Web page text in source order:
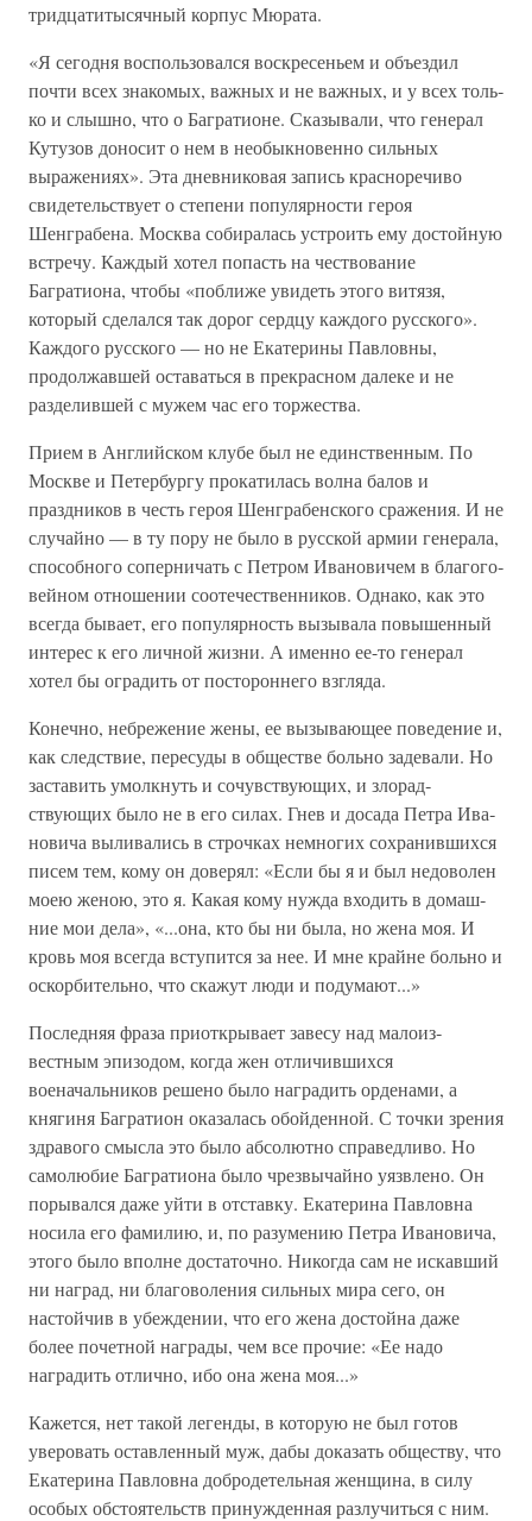
тридцатитысячный корпус Мюрата.
«Я сегодня воспользовался воскресеньем и объездил
почти всех знакомых, важных и не важных, и у всех толь­
ко и слышно, что о Багратионе. Сказывали, что генерал
Кутузов доносит о нем в необыкновенно сильных
выраже­ниях». Эта дневниковая запись красноречиво
свидетель­ствует о степени популярности героя
Шенграбена. Москва собиралась устроить ему достойную
встречу. Каждый хо­тел попасть на чествование
Багратиона, чтобы «поближе увидеть этого витязя,
который сделался так дорог сердцу каждого русского».
Каждого русского — но не Екатерины Павловны,
продолжавшей оставаться в прекрасном далеке и не
разделившей с мужем час его торжества.
Прием в Английском клубе был не единственным. По
Москве и Петербургу прокатилась волна балов и
праздни­ков в честь героя Шенграбенского сражения. И не
слу­чайно — в ту пору не было в русской армии генерала,
способного соперничать с Петром Ивановичем в благого­
вейном отношении соотечественников. Однако, как это
всегда бывает, его популярность вызывала повышенный
интерес к его личной жизни. А именно ее-то генерал
хотел бы оградить от постороннего взгляда.
Конечно, небрежение жены, ее вызывающее поведение и,
как следствие, пересуды в обществе больно задевали. Но
заставить умолкнуть и сочувствующих, и злорад­
ствующих было не в его силах. Гнев и досада Петра Ива­
новича выливались в строчках немногих сохранившихся
писем тем, кому он доверял: «Если бы я и был недоволен
моею женою, это я. Какая кому нужда входить в домаш­
ние мои дела», «...она, кто бы ни была, но жена моя. И
кровь моя всегда вступится за нее. И мне крайне больно и
оскорбительно, что скажут люди и подумают...»
Последняя фраза приоткрывает завесу над малоиз­
вестным эпизодом, когда жен отличившихся
военачальни­ков решено было наградить орденами, а
княгиня Баграти­он оказалась обойденной. С точки зрения
здравого смысла это было абсолютно справедливо. Но
самолюбие Баграти­она было чрезвычайно уязвлено. Он
порывался даже уйти в отставку. Екатерина Павловна
носила его фамилию, и, по разумению Петра Ивановича,
этого было вполне доста­точно. Никогда сам не искавший
ни наград, ни благоволе­ния сильных мира сего, он
настойчив в убеждении, что его жена достойна даже
более почетной награды, чем все про­чие: «Ее надо
наградить отлично, ибо она жена моя...»
Кажется, нет такой легенды, в которую не был готов
уверовать оставленный муж, дабы доказать обществу, что
Екатерина Павловна добродетельная женщина, в силу
особых обстоятельств принужденная разлучиться с ним.